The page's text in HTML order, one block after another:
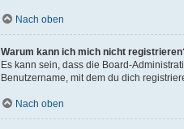
Nach oben
Warum kann ich mich nicht
Es kann sein, dass die Board-
Benutzername, mit dem du dich
Nach oben